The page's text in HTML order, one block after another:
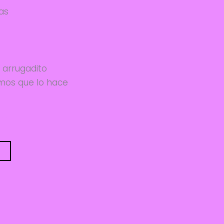
que lo hace